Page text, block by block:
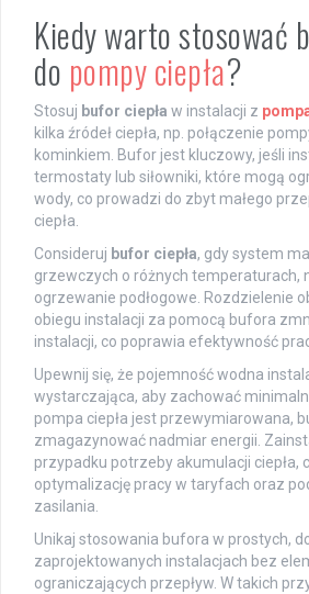
Kiedy warto stosować
do pompy ciepła?
Stosuj bufor ciepła w instalacji z
kilka źródeł ciepła, np. połączenie
kominkiem. Bufor jest kluczowy, jeśli
termostaty lub siłowniki, które mogą
wody, co prowadzi do zbyt małego
ciepła.
Consideruj bufor ciepła, gdy system
grzewczych o różnych temperaturach,
ogrzewanie podłogowe. Rozdzielenie
obiegu instalacji za pomocą bufora
instalacji, co poprawia efektywność
Upewnij się, że pojemność wodna
wystarczająca, aby zachować
pompa ciepła jest przewymiarowana,
zmagazynować nadmiar energii.
przypadku potrzeby akumulacji ciepła,
optymalizację pracy w taryfach oraz
zasilania.
Unikaj stosowania bufora w prostych,
zaprojektowanych instalacjach bez
ograniczających przepływ. W takich